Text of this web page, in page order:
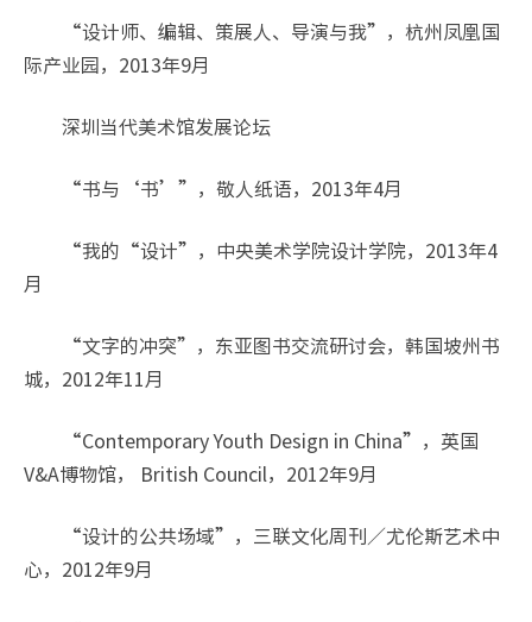
“设计师、编辑、策展人、导演与我”，杭州凤凰国
际产业园，2013年9月
深圳当代美术馆发展论坛
“书与‘书’”，敬人纸语，2013年4月
“我的“设计”，中央美术学院设计学院，2013年4
月
“文字的冲突”，东亚图书交流研讨会，韩国坡州书
城，2012年11月
“Contemporary Youth Design in China”，英国
V&A博物馆， British Council，2012年9月
“设计的公共场域”，三联文化周刊／尤伦斯艺术中
心，2012年9月